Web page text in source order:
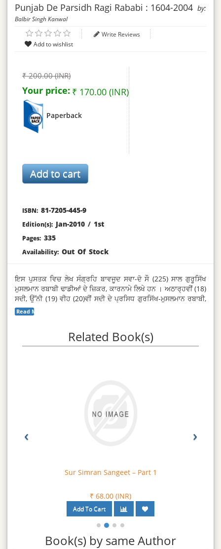
Punjab De Parsidh Ragi Rababi : 1604-2004 by:
Balbir Singh Kanwal
Write Reviews
₹ 200.00 (INR)
Your price: ₹ 170.00 (INR)
Paperback
ISBN: 81-7205-445-9
Edition(s): Jan-2010 / 1st
Pages: 335
Availability: Out Of Stock
ਇਸ ਪੁਸਤਕ ਵਿਚ ਲੇਖ ਸੰਗ੍ਰਹਿ ਬਾਵਜੂਦ ਸਵਾ-ਦੋ ਸੌ (225) ਸਾਲ ਗੁਰੂਸਿੱਖ
ਮੁਸਲਮਾਨ ਰਬਾਬੀ ਢਾਡੀਆਂ ਦੇ ਜ਼ਿਕਰ, ਕਾਰਨਾਮੇ ਲਿਖੇ ਹਨ । ਅਠਾਰ੍ਹਵੀਂ (18)
ਸਦੀ, ਉੱਨੀ (19) ਵੀਹ (20)ਵੀਂ ਸਦੀ ਦੇ ਪ੍ਰਸਿਧ ਗੁਰਸਿੱਖ-ਮੁਸਲਮਾਨ ਰਬਾਬੀ,
ਸਿੱਖ ਕੀਰਤਨੀ ਰਾਗੀਆਂ ਦੀਆਂ ਸੰਖੇਪ ਜੀਵਨੀਆਂ ਖੋਜ ਆਰੰਭ, ਸੰਗੀਤਕਲਾ
ਕਾਰਨਾਮੇ ਬਹੁਤ ਚੰਗੇ ਸੋਹਣੇ ਭਾਵ ਚ ਲਿਖੇ ਹਨ । ਇਸ ਵਿਚ ਕਰੀਬ ਕਰੀਬ 100
Read More...
Related Book(s)
Sur Simran Sangeet – Part 1
₹ 68.00 (INR)
‹ ›
Book(s) by same Author